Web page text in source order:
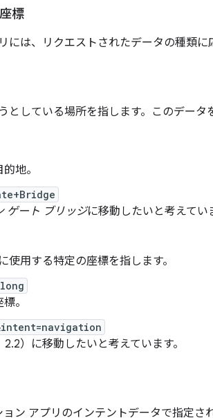
標
には、リクエストされたデータの種類
としている場所を指します。このデータ
地。
ゲート ブリッジに移動したいと考えてい
用する特定の座標を指します。
。
）に移動したいと考えています。
ン アプリのインテントデータで指定さ